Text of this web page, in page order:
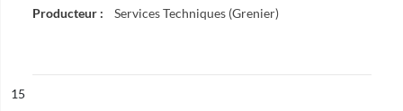
Producteur : Services Techniques (Grenier)
n°
15